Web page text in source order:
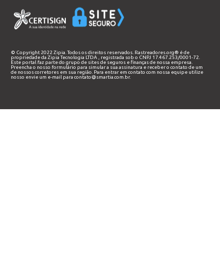
© Copyright 2022 Zipia. Todos os direitos reservados. Rastreadores.org® é de
propriedade daZipia Tecnologia LTDA
, registrada sob o CNPJ 17.467.253/0001-72.
Este portal faz parte do grupo de sites de seguros e finanças de nossa empresa.
Preencha o nosso formulário para simular a sua assinatura e receber o contato de um
de nossos corretores em sua região. Para entrar em contato com nossa equipe utilize
nosso envie um e-mail paracontato@smartia.com.br.